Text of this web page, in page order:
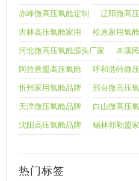
赤峰微高压氧舱定制 辽阳微高
吉林高压氧舱家用 松原家用氧
河北微高压氧舱源头厂家 本溪
阿拉善盟高压氧舱 呼和浩特微
忻州家用氧舱品牌 邢台微高压
天津微压氧舱品牌 白山微高压
沈阳高压氧舱品牌 锡林郭勒盟
热门标签